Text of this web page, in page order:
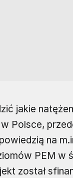
jakie
Polsce,
na
PEM w
został